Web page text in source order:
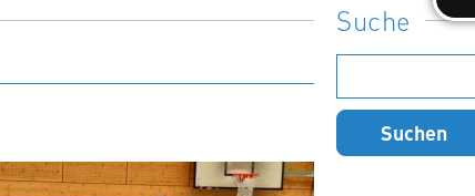
Suche
nach: